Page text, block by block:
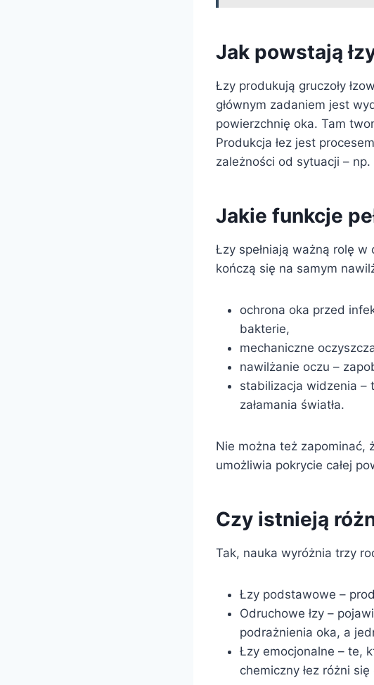
Jak powstają
Łzy produkują gruczoły
głównym zadaniem jest
powierzchnię oka. Tam
Produkcja łez jest
zależności od sytuacji –
Jakie funkcje
Łzy spełniają ważną rolę
kończą się na samym
ochrona oka przed
bakterie,
mechaniczne
nawilżanie oczu –
stabilizacja widzenia –
załamania światła.
Nie można też zapominać,
umożliwia pokrycie całej
Czy istnieją
Tak, nauka wyróżnia trzy
Łzy podstawowe –
Odruchowe łzy –
podrażnienia oka, a
Łzy emocjonalne – te,
chemiczny łez różni